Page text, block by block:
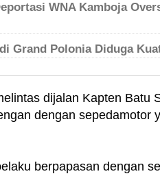
WNA Kamboja
Grand Polonia Diduga
dijalan Kapten Batu
dengan sepedamotor
berpapasan dengan